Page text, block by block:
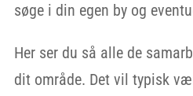
søge i din egen by og
Her ser du så alle de
dit område. Det vil typisk